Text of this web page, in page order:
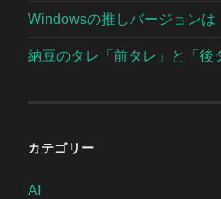
Windowsの推しバージョンは
納豆のタレ「前タレ」と「後
カテゴリー
AI